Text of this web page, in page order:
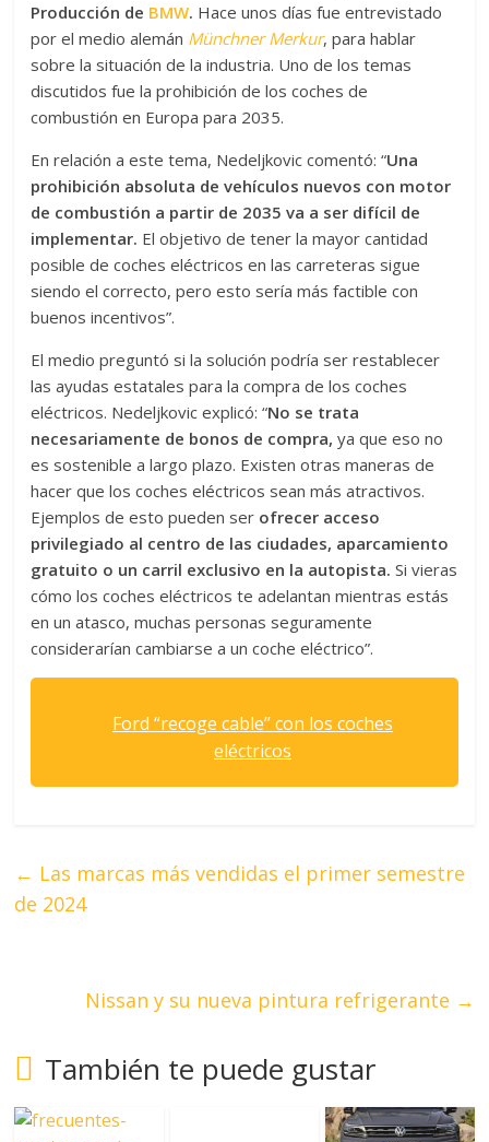
Producción de BMW. Hace unos días fue entrevistado
por el medio alemán Münchner Merkur, para hablar
sobre la situación de la industria. Uno de los temas
discutidos fue la prohibición de los coches de
combustión en Europa para 2035.
En relación a este tema, Nedeljkovic comentó: “Una
prohibición absoluta de vehículos nuevos con motor
de combustión a partir de 2035 va a ser difícil de
implementar. El objetivo de tener la mayor cantidad
posible de coches eléctricos en las carreteras sigue
siendo el correcto, pero esto sería más factible con
buenos incentivos”.
El medio preguntó si la solución podría ser restablecer
las ayudas estatales para la compra de los coches
eléctricos. Nedeljkovic explicó: “No se trata
necesariamente de bonos de compra, ya que eso no
es sostenible a largo plazo. Existen otras maneras de
hacer que los coches eléctricos sean más atractivos.
Ejemplos de esto pueden ser ofrecer acceso
privilegiado al centro de las ciudades, aparcamiento
gratuito o un carril exclusivo en la autopista. Si vieras
cómo los coches eléctricos te adelantan mientras estás
en un atasco, muchas personas seguramente
considerarían cambiarse a un coche eléctrico”.
Ford “recoge cable” con los coches
eléctricos
← Las marcas más vendidas el primer semestre
de 2024
Nissan y su nueva pintura refrigerante →
También te puede gustar